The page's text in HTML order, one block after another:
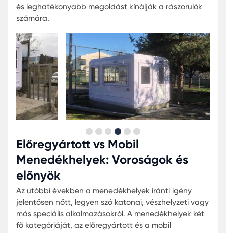
Az előre gyártott menedékházak népszerűvé
a magas minőségű gyártási technikák és a gyors
telepítési folyamatok miatt. Ezek a
ideális választásnak bizonyulnak olyan